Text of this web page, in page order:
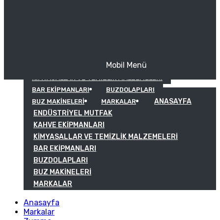
KIMYASALLAR VE TEMIZLIK MALZEMELERI
BAR EKIPMANLARI
BUZDOLAPLARI
BUZ MAKINELERI
MARKALAR
Mobil Menü
ANASAYFA
ENDÜSTRIYEL MUTFAK
KAHVE EKIPMANLARI
KIMYASALLAR VE TEMIZLIK MALZEMELERI
BAR EKIPMANLARI
BUZDOLAPLARI
BUZ MAKINELERI
MARKALAR
Anasayfa
Markalar